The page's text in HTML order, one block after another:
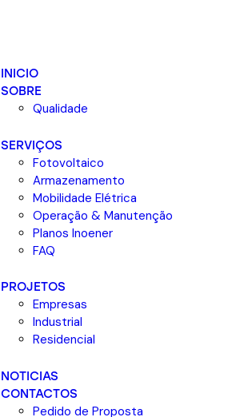
INICIO
SOBRE
Qualidade
SERVIÇOS
Fotovoltaico
Armazenamento
Mobilidade Elétrica
Operação & Manutenção
Planos Inoener
FAQ
PROJETOS
Empresas
Industrial
Residencial
NOTICIAS
CONTACTOS
Pedido de Proposta